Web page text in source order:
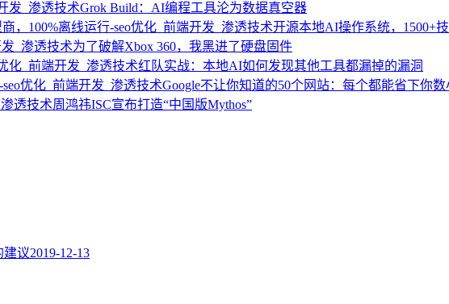
Grok Build：AI编程工具沦为数据真空器
开源本地AI操作系统，1500+
为了破解Xbox 360，我黑进了硬盘固件
红队实战：本地AI如何发现其他工具都漏掉的漏洞
Google不让你知道的50个网站：每个都能省下你数
周鸿祎ISC宣布打造“中国版Mythos”
建议2019-12-13